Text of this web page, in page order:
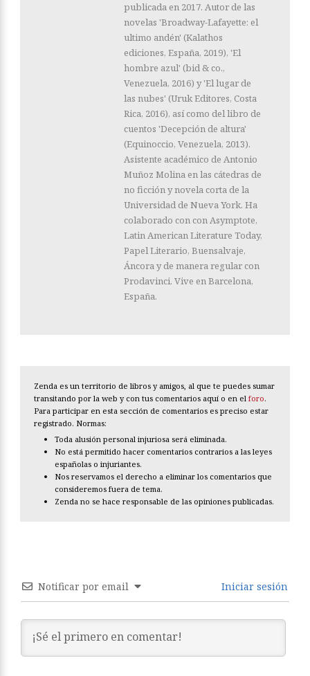
publicada en 2017. Autor de las
novelas 'Broadway-Lafayette: el
ultimo andén' (Kalathos
ediciones, España, 2019), 'El
hombre azul' (bid & co.,
Venezuela, 2016) y 'El lugar de
las nubes' (Uruk Editores, Costa
Rica, 2016), así como del libro de
cuentos 'Decepción de altura'
(Equinoccio, Venezuela, 2013).
Asistente académico de Antonio
Muñoz Molina en las cátedras de
no ficción y novela corta de la
Universidad de Nueva York. Ha
colaborado con con Asymptote,
Latin American Literature Today,
Papel Literario, Buensalvaje,
Áncora y de manera regular con
Prodavinci. Vive en Barcelona,
España.
Zenda es un territorio de libros y amigos, al que te puedes sumar
transitando por la web y con tus comentarios aquí o en el foro.
Para participar en esta sección de comentarios es preciso estar
registrado. Normas:
Toda alusión personal injuriosa será eliminada.
No está permitido hacer comentarios contrarios a las leyes
españolas o injuriantes.
Nos reservamos el derecho a eliminar los comentarios que
consideremos fuera de tema.
Zenda no se hace responsable de las opiniones publicadas.
Notificar por email Iniciar sesión